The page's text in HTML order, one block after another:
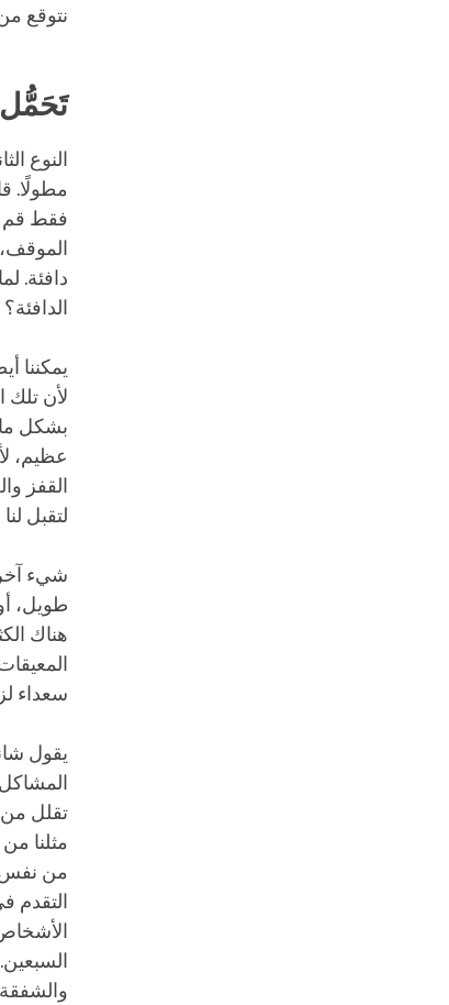
نتوقع
تَحَمُّل
النوع
مطولًا.
فقط قم
دافئة.
يمكننا
لأن تلك
بشكل
عظيم،
القفز
لتقبل
شيء آخر
طويل،
هناك
سعداء
يقول
المشاكل
تقلل من
مثلنا
من نفس
التقدم